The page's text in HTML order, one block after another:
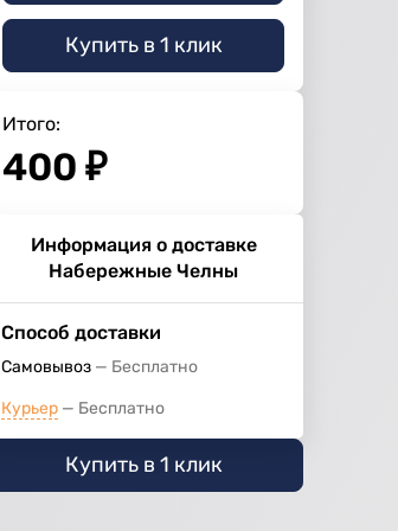
Купить в 1 клик
Итого:
400 ₽
Информация о доставке
Набережные Челны
Способ доставки
Самовывоз Бесплатно
Курьер Бесплатно
Купить в 1 клик